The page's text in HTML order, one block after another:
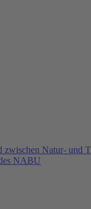
zwischen Natur- und
NABU